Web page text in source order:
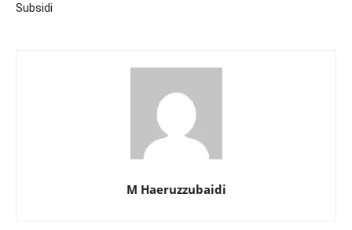
Subsidi
M Haeruzzubaidi